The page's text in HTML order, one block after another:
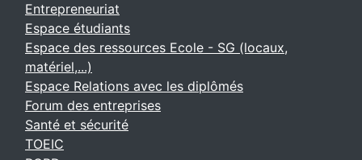
Entrepreneuriat
Espace étudiants
Espace des ressources Ecole - SG (locaux,
matériel,...)
Espace Relations avec les diplômés
Forum des entreprises
Santé et sécurité
TOEIC